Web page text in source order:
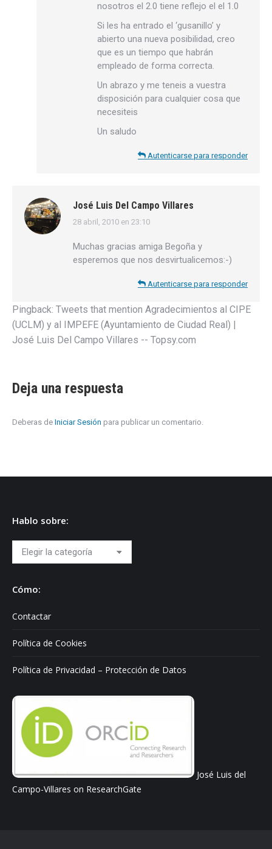
nosotros el 2.0 tiene reflejo el el 1.0
Si les ha entrado el ‘gusanillo’ y
abierto una nueva posibilidad, creo
que es un tiempo que habrán
empleado de forma correcta.
Un abrazo y me teneis a vuestra
disposición para cualquier cosa que
necesiteis
Un saludo
Autenticarse para responder
José Luis Del Campo Villares
dice:
28 abril, 2010 en 23:10
Muchas gracias amiga Begoña y
esperemos que nos desvirtualicemos:-)
Autenticarse para responder
Pingback: Tweets that mention Agradecimientos al CIPE
(UCLM) y al IMPEFE (Ayuntamiento de Ciudad Real) |
José Luis Del Campo Villares -- Topsy.com
Deja una respuesta
Deberas de Iniciar Sesión para publicar un comentario.
Hablo sobre:
Hablo
sobre:
Cómo:
Contactar
Política de Cookies
Política de Privacidad – Protección de Datos
José Luis del
Campo-Villares on ResearchGate